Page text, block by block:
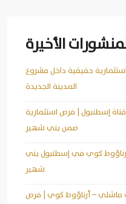
الأخيرة
حقيقية داخل مشروع
المدينة الجديدة
إسطنبول | فرص استثمارية
ضمن يني شهير
كوي في إسطنبول يني
شهير
ماشلي – أرناؤوط كوي | فرص